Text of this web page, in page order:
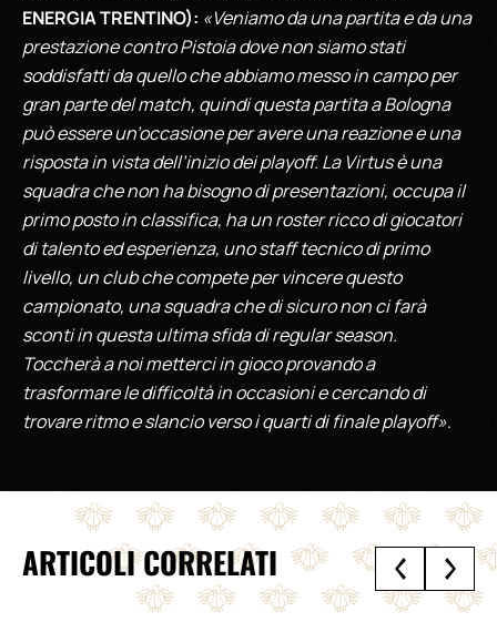
ENERGIA TRENTINO): «Veniamo da una partita e da una
prestazione contro Pistoia dove non siamo stati
soddisfatti da quello che abbiamo messo in campo per
gran parte del match, quindi questa partita a Bologna
può essere un’occasione per avere una reazione e una
risposta in vista dell’inizio dei playoff. La Virtus è una
squadra che non ha bisogno di presentazioni, occupa il
primo posto in classifica, ha un roster ricco di giocatori
di talento ed esperienza, uno staff tecnico di primo
livello, un club che compete per vincere questo
campionato, una squadra che di sicuro non ci farà
sconti in questa ultima sfida di regular season.
Toccherà a noi metterci in gioco provando a
trasformare le difficoltà in occasioni e cercando di
trovare ritmo e slancio verso i quarti di finale playoff».
ARTICOLI CORRELATI